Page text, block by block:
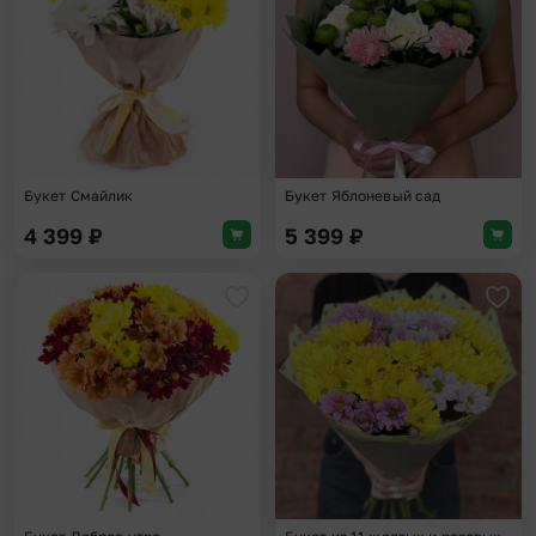
Букет Смайлик
4 399 ₽
Букет Яблоневый сад
5 399 ₽
Добавить в избранное